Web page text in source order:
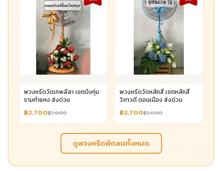
พวงหรีดวัดเทพลีลา เขตบึงกุ่ม
รามคำแหง ส่งด่วน
฿2,700฿3,000
พวงหรีดวัดหลักสี่ เขตหลักสี่
วิภาวดี ดอนเมือง ส่งด่วน
฿2,700฿3,000
ดูพวงหรีดพัดลมทั้งหมด